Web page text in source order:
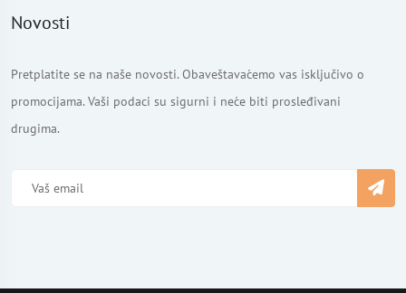
Novosti
Pretplatite se na naše novosti. Obaveštavaćemo vas isključivo o
promocijama. Vaši podaci su sigurni i neće biti prosleđivani
drugima.